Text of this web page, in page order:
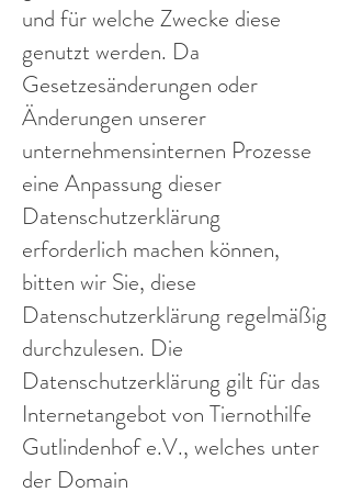
und für welche Zwecke diese
genutzt werden. Da
Gesetzesänderungen oder
Änderungen unserer
unternehmensinternen Prozesse
eine Anpassung dieser
Datenschutzerklärung
erforderlich machen können,
bitten wir Sie, diese
Datenschutzerklärung regelmäßig
durchzulesen. Die
Datenschutzerklärung gilt für das
Internetangebot von Tiernothilfe
Gutlindenhof e.V., welches unter
der Domain